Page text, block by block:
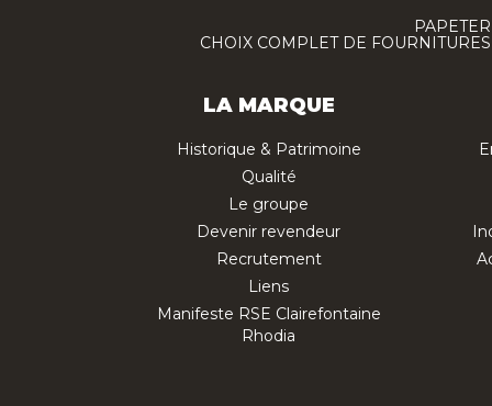
CHOIX COMPLET DE
LA MARQUE
Historique & Patrimoine
Qualité
Le groupe
Devenir revendeur
Recrutement
Liens
Manifeste RSE Clairefontaine
Rhodia